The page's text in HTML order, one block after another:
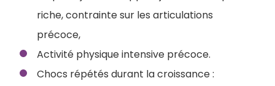
riche, contrainte sur les articulations
précoce,
Activité physique intensive précoce.
Chocs répétés durant la croissance :